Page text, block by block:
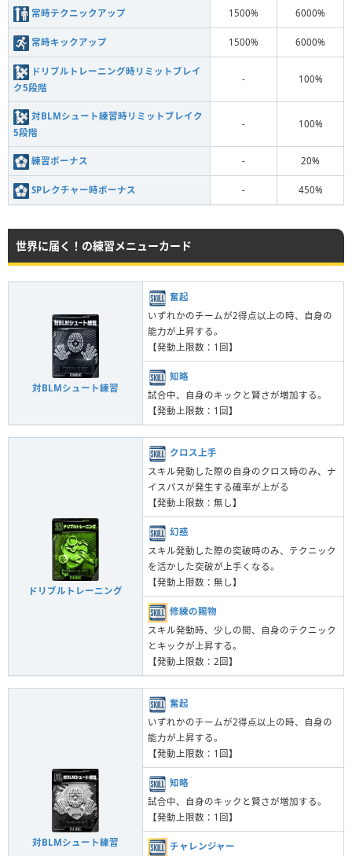
常時テクニックアップ 1500% 6000%
常時キックアップ 1500% 6000%
ドリブルトレーニング時リミットブレイ
ク5段階
- 100%
対BLMシュート練習時リミットブレイク
5段階
- 100%
練習ボーナス - 20%
SPレクチャー時ボーナス - 450%
世界に届く！の練習メニューカード
対BLMシュート練習
奮起
いずれかのチームが2得点以上の時、自身の
能力が上昇する。
【発動上限数：1回】
知略
試合中、自身のキックと賢さが増加する。
【発動上限数：1回】
ドリブルトレーニング
クロス上手
スキル発動した際の自身のクロス時のみ、ナ
イスパスが発生する確率が上がる
【発動上限数：無し】
幻惑
スキル発動した際の突破時のみ、テクニック
を活かした突破が上手くなる。
【発動上限数：無し】
修練の賜物
スキル発動時、少しの間、自身のテクニック
とキックが上昇する。
【発動上限数：2回】
対BLMシュート練習
奮起
いずれかのチームが2得点以上の時、自身の
能力が上昇する。
【発動上限数：1回】
知略
試合中、自身のキックと賢さが増加する。
【発動上限数：1回】
チャレンジャー